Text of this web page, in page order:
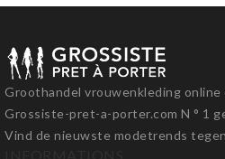
Groothandel vrouwenkleding online
Grossiste-pret-a-porter.com N ° 1
Vind de nieuwste modetrends